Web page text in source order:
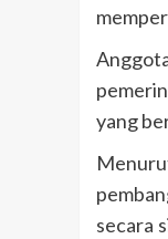
yang
secara